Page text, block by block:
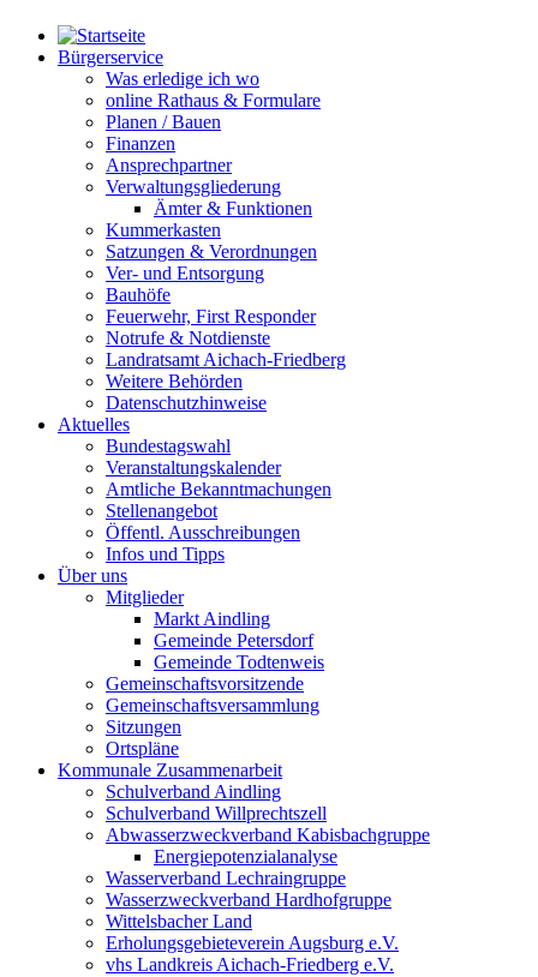
Bürgerservice
Was erledige ich wo
online Rathaus & Formulare
Planen / Bauen
Finanzen
Ansprechpartner
Verwaltungsgliederung
Ämter & Funktionen
Kummerkasten
Satzungen & Verordnungen
Ver- und Entsorgung
Bauhöfe
Feuerwehr, First Responder
Notrufe & Notdienste
Landratsamt Aichach-Friedberg
Weitere Behörden
Datenschutzhinweise
Aktuelles
Bundestagswahl
Veranstaltungskalender
Amtliche Bekanntmachungen
Stellenangebot
Öffentl. Ausschreibungen
Infos und Tipps
Über uns
Mitglieder
Markt Aindling
Gemeinde Petersdorf
Gemeinde Todtenweis
Gemeinschaftsvorsitzende
Gemeinschaftsversammlung
Sitzungen
Ortspläne
Kommunale Zusammenarbeit
Schulverband Aindling
Schulverband Willprechtszell
Abwasserzweckverband Kabisbachgruppe
Energiepotenzialanalyse
Wasserverband Lechraingruppe
Wasserzweckverband Hardhofgruppe
Wittelsbacher Land
Erholungsgebieteverein Augsburg e.V.
vhs Landkreis Aichach-Friedberg e.V.